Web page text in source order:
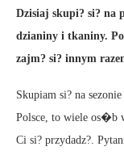
Dzisiaj skupi? si? na
dzianiny i tkaniny.
zajm? si? innym
Skupiam si? na
Polsce, to wiele os�b
Ci si? przydadz?.